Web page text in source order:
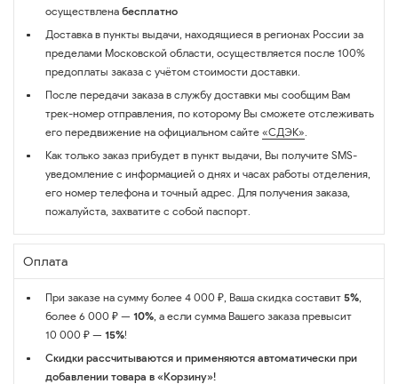
осуществлена бесплатно
Доставка в пункты выдачи, находящиеся в регионах России за
пределами Московской области, осуществляется после 100%
предоплаты заказа с учётом стоимости доставки.
После передачи заказа в службу доставки мы сообщим Вам
трек-номер отправления, по которому Вы сможете отслеживать
его передвижение на официальном сайте «СДЭК».
Как только заказ прибудет в пункт выдачи, Вы получите SMS-
уведомление с информацией о днях и часах работы отделения,
его номер телефона и точный адрес. Для получения заказа,
пожалуйста, захватите с собой паспорт.
Оплата
При заказе на сумму более 4 000 ₽, Ваша скидка составит 5%,
более 6 000 ₽ — 10%, а если сумма Вашего заказа превысит
10 000 ₽ — 15%!
Скидки рассчитываются и применяются автоматически при
добавлении товара в «Корзину»!